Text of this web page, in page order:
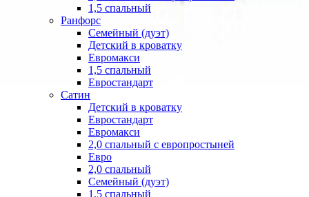
1,5 спальный
Ранфорс
Семейный (дуэт)
Детский в кроватку
Евромакси
1,5 спальный
Евростандарт
Сатин
Детский в кроватку
Евростандарт
Евромакси
2,0 спальный с европростыней
Евро
2,0 спальный
Семейный (дуэт)
1,5 спальный